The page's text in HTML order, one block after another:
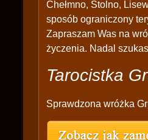
Chełmno, Stolno,
sposób ograniczony
Zapraszam Was na
życzenia. Nadal
Tarocistka
Sprawdzona wróżka